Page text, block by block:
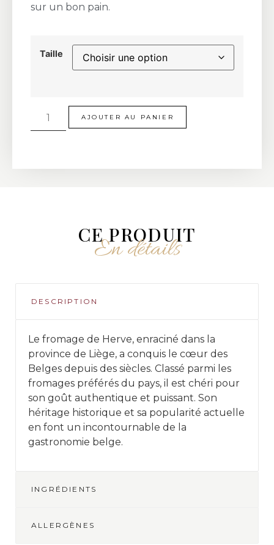
sur un bon pain.
Taille
AJOUTER AU PANIER
CE PRODUIT
En détails
DESCRIPTION
Le fromage de Herve, enraciné dans la
province de Liège, a conquis le cœur des
Belges depuis des siècles. Classé parmi les
fromages préférés du pays, il est chéri pour
son goût authentique et puissant. Son
héritage historique et sa popularité actuelle
en font un incontournable de la
gastronomie belge.
INGRÉDIENTS
ALLERGÈNES